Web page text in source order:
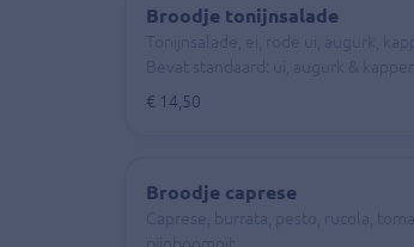
Broodje tonijnsalade
€ 14,50
Broodje caprese